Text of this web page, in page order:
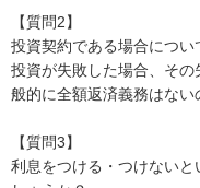
【質問2】
投資契約である場合につい
投資が失敗した場合、そ
般的に全額返済義務はない
【質問3】
利息をつける・つけない